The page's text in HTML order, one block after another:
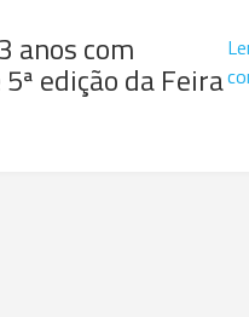
anos com
edição da Feira